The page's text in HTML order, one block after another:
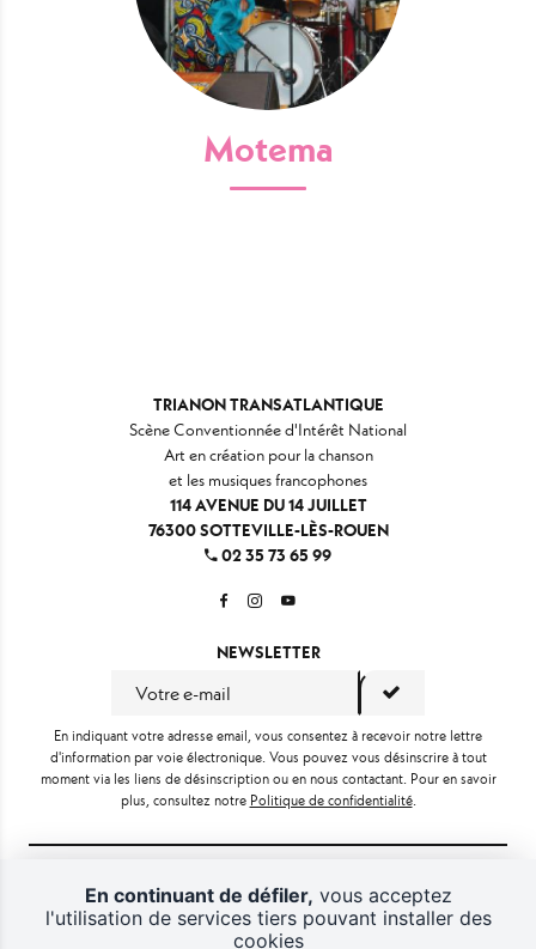
Motema
TRIANON TRANSATLANTIQUE
Scène Conventionnée d'Intérêt National
Art en création pour la chanson
et les musiques francophones
114 AVENUE DU 14 JUILLET
76300 SOTTEVILLE-LÈS-ROUEN
02 35 73 65 99
NEWSLETTER
En indiquant votre adresse email, vous consentez à recevoir notre lettre
d'information par voie électronique. Vous pouvez vous désinscrire à tout
moment via les liens de désinscription ou en nous contactant. Pour en savoir
plus, consultez notre Politique de confidentialité.
En continuant de défiler, vous acceptez
l'utilisation de services tiers pouvant installer des
cookies